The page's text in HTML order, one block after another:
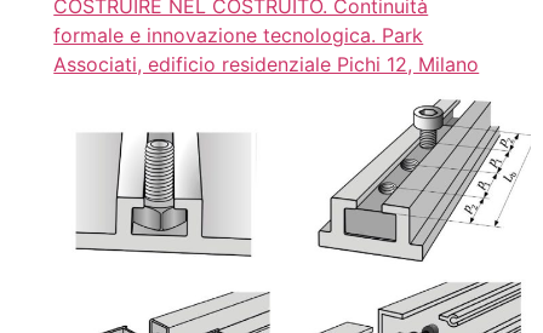
COSTRUIRE NEL COSTRUITO. Continuità
formale e innovazione tecnologica. Park
Associati, edificio residenziale Pichi 12, Milano